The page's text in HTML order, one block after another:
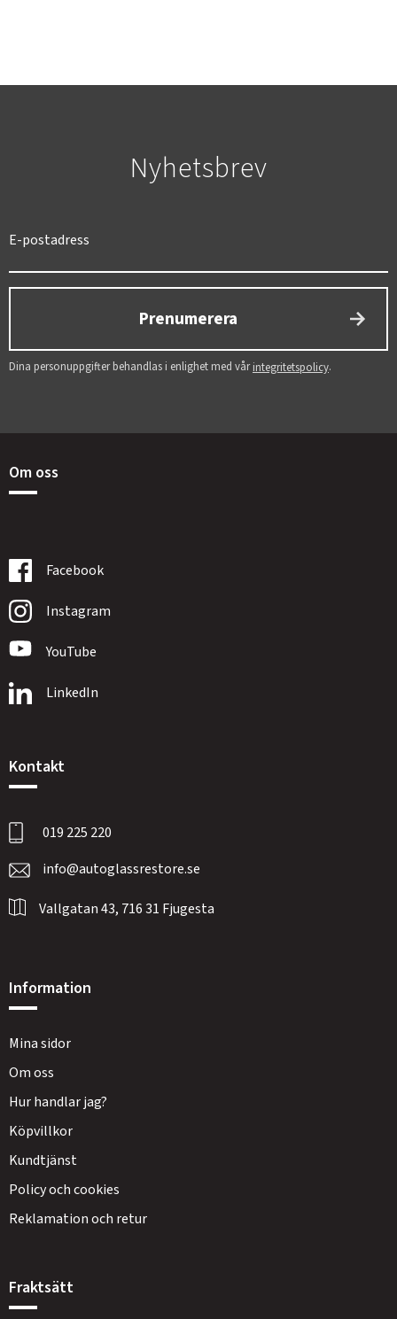
Nyhetsbrev
Prenumerera
Dina personuppgifter behandlas i enlighet med vårintegritetspolicy.
Om oss
Facebook
Instagram
YouTube
LinkedIn
Kontakt
019 225 220
info@autoglassrestore.se
Vallgatan 43, 716 31 Fjugesta
Information
Mina sidor
Om oss
Hur handlar jag?
Köpvillkor
Kundtjänst
Policy och cookies
Reklamation och retur
Fraktsätt